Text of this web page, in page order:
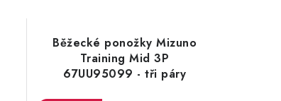
Běžecké ponožky Mizuno
Training Mid 3P
67UU95099 - tři páry